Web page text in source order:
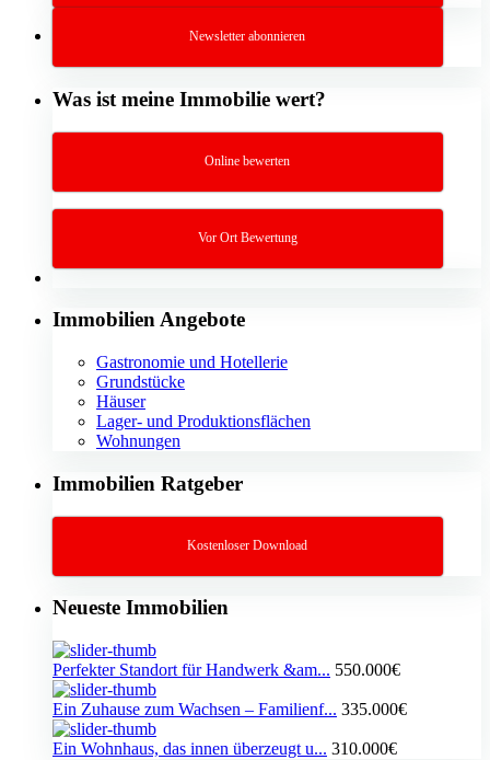
Newsletter abonnieren
Was ist meine Immobilie wert?
Online bewerten
Vor Ort Bewertung
Immobilien Angebote
Gastronomie und Hotellerie
Grundstücke
Häuser
Lager- und Produktionsflächen
Wohnungen
Immobilien Ratgeber
Kostenloser Download
Neueste Immobilien
Perfekter Standort für Handwerk &am... 550.000€
Ein Zuhause zum Wachsen – Familienf... 335.000€
Ein Wohnhaus, das innen überzeugt u... 310.000€